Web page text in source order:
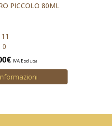
PICCOLO 80ML
0
€ IVA Esclusa